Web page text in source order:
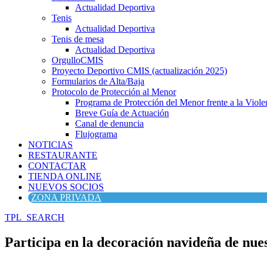
Actualidad Deportiva
Tenis
Actualidad Deportiva
Tenis de mesa
Actualidad Deportiva
OrgulloCMIS
Proyecto Deportivo CMIS (actualización 2025)
Formularios de Alta/Baja
Protocolo de Protección al Menor
Programa de Protección del Menor frente a la
Breve Guía de Actuación
Canal de denuncia
Flujograma
NOTICIAS
RESTAURANTE
CONTACTAR
TIENDA ONLINE
NUEVOS SOCIOS
ZONA PRIVADA
TPL_SEARCH
Participa en la decoración navideña de